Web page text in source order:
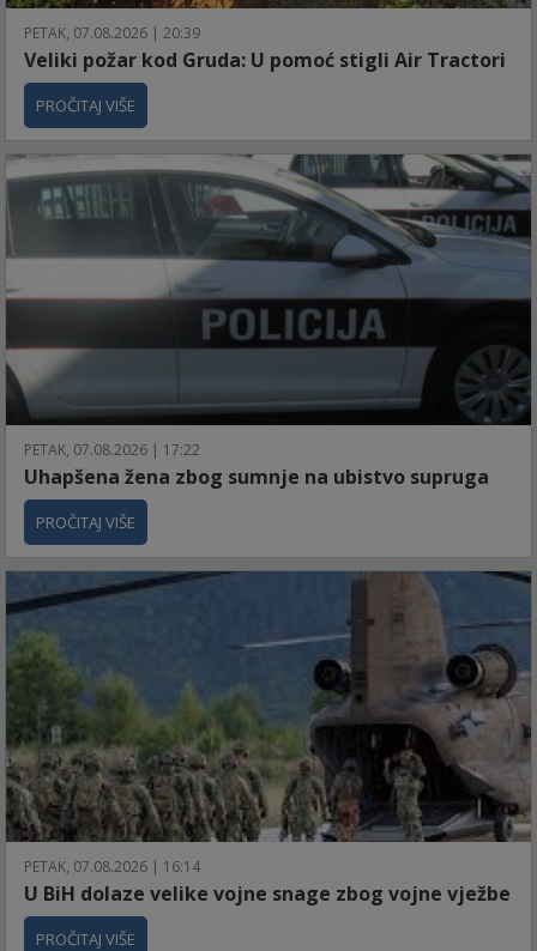
PETAK, 07.08.2026 | 20:39
Veliki požar kod Gruda: U pomoć stigli Air Tractori
PROČITAJ VIŠE
PETAK, 07.08.2026 | 17:22
Uhapšena žena zbog sumnje na ubistvo supruga
PROČITAJ VIŠE
PETAK, 07.08.2026 | 16:14
U BiH dolaze velike vojne snage zbog vojne vježbe
PROČITAJ VIŠE